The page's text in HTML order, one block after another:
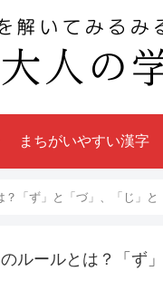
まちがいやすい漢字
？「ず」と「づ」、「じ」
ルールとは？「ず